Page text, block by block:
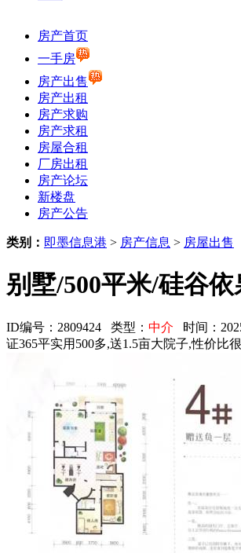
房产首页
一手房
房产出售
房产出租
房产求购
房产求租
房屋合租
厂房出租
房产论坛
新楼盘
房产公告
类别： 即墨信息港 > 房产信息 > 房屋出售
别墅/500平米/硅谷
ID编号：2809424 类型： 中介 时间：
证365平实用500多,送1.5亩大院子,性价比